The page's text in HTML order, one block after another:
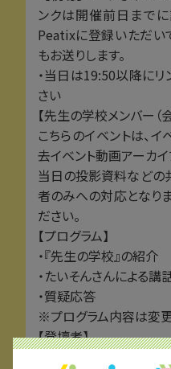
ンクは開催前日までに
Peatixに登録いただい
もお送りします。
・当日は19:50以降にリ
さい
【先生の学校メンバー（
こちらのイベントは、
去イベント動画アーカ
当日の投影資料などの
者のみへの対応となり
ださい。
【プログラム】
・『先生の学校』の紹介
・たいそんさんによる講
・質疑応答
※プログラム内容は変
【登壇者】